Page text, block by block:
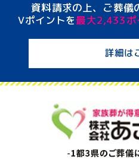
資料請求の上、ご葬儀
Vポイントを最大2,433ポ
詳細は